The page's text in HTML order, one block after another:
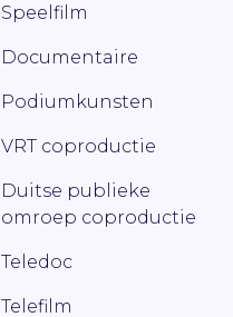
Speelfilm
Documentaire
Podiumkunsten
VRT coproductie
Duitse publieke
omroep coproductie
Teledoc
Telefilm